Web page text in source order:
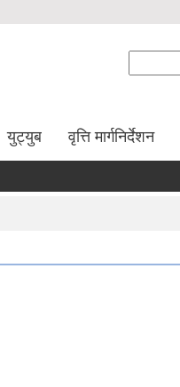
युट्युब वृत्ति मार्गनिर्देशन